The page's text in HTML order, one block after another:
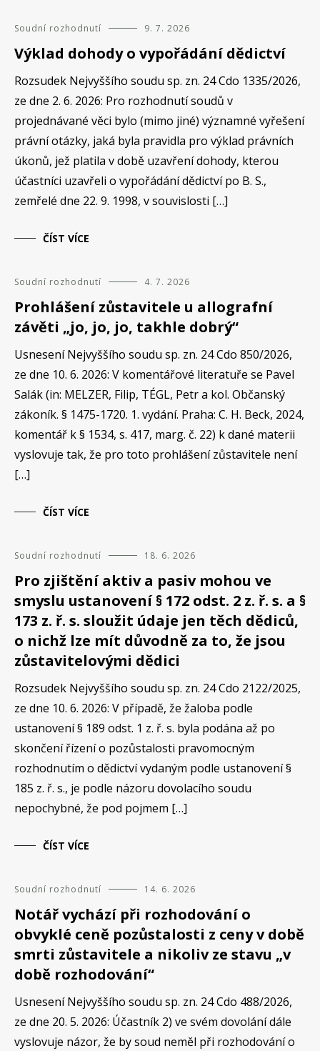
Soudní rozhodnutí 9. 7. 2026
Výklad dohody o vypořádání dědictví
Rozsudek Nejvyššího soudu sp. zn. 24 Cdo 1335/2026,
ze dne 2. 6. 2026: Pro rozhodnutí soudů v
projednávané věci bylo (mimo jiné) významné vyřešení
právní otázky, jaká byla pravidla pro výklad právních
úkonů, jež platila v době uzavření dohody, kterou
účastníci uzavřeli o vypořádání dědictví po B. S.,
zemřelé dne 22. 9. 1998, v souvislosti […]
ČÍST VÍCE
Soudní rozhodnutí 4. 7. 2026
Prohlášení zůstavitele u allografní
závěti „jo, jo, jo, takhle dobrý“
Usnesení Nejvyššího soudu sp. zn. 24 Cdo 850/2026,
ze dne 10. 6. 2026: V komentářové literatuře se Pavel
Salák (in: MELZER, Filip, TÉGL, Petr a kol. Občanský
zákoník. § 1475-1720. 1. vydání. Praha: C. H. Beck, 2024,
komentář k § 1534, s. 417, marg. č. 22) k dané materii
vyslovuje tak, že pro toto prohlášení zůstavitele není
[…]
ČÍST VÍCE
Soudní rozhodnutí 18. 6. 2026
Pro zjištění aktiv a pasiv mohou ve
smyslu ustanovení § 172 odst. 2 z. ř. s. a §
173 z. ř. s. sloužit údaje jen těch dědiců,
o nichž lze mít důvodně za to, že jsou
zůstavitelovými dědici
Rozsudek Nejvyššího soudu sp. zn. 24 Cdo 2122/2025,
ze dne 10. 6. 2026: V případě, že žaloba podle
ustanovení § 189 odst. 1 z. ř. s. byla podána až po
skončení řízení o pozůstalosti pravomocným
rozhodnutím o dědictví vydaným podle ustanovení §
185 z. ř. s., je podle názoru dovolacího soudu
nepochybné, že pod pojmem […]
ČÍST VÍCE
Soudní rozhodnutí 14. 6. 2026
Notář vychází při rozhodování o
obvyklé ceně pozůstalosti z ceny v době
smrti zůstavitele a nikoliv ze stavu „v
době rozhodování“
Usnesení Nejvyššího soudu sp. zn. 24 Cdo 488/2026,
ze dne 20. 5. 2026: Účastník 2) ve svém dovolání dále
vyslovuje názor, že by soud neměl při rozhodování o